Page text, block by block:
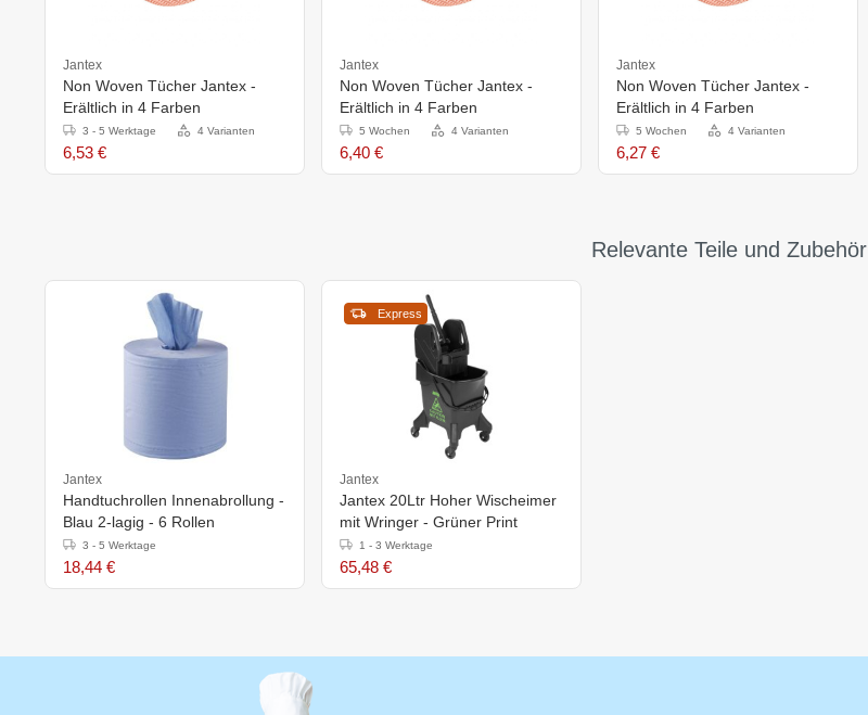
Jantex
Non Woven Tücher Jantex -
Erältlich in 4 Farben
3 - 5 Werktage 4 Varianten
6,53 €
Jantex
Non Woven Tücher Jantex -
Erältlich in 4 Farben
5 Wochen 4 Varianten
6,40 €
Jantex
Non Woven Tücher Jantex -
Erältlich in 4 Farben
5 Wochen 4 Varianten
6,27 €
Relevante Teile und Zubehör
Jantex
Handtuchrollen Innenabrollung -
Blau 2-lagig - 6 Rollen
3 - 5 Werktage
18,44 €
Express
Jantex
Jantex 20Ltr Hoher Wischeimer
mit Wringer - Grüner Print
1 - 3 Werktage
65,48 €